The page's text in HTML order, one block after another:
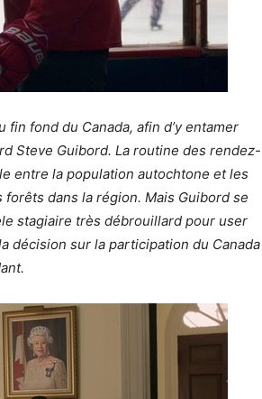
fond du Canada, afin d’y entamer
Steve Guibord. La routine des rendez-
entre la population autochtone et les
dans la région. Mais Guibord se
stagiaire très débrouillard pour user
décision sur la participation du Canada